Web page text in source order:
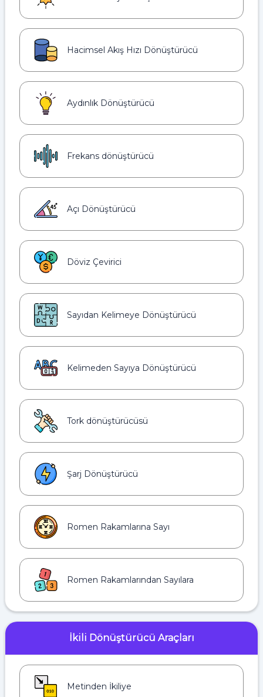
Hacimsel Akış Hızı Dönüştürücü
Aydınlık Dönüştürücü
Frekans dönüştürücü
Açı Dönüştürücü
Döviz Çevirici
Sayıdan Kelimeye Dönüştürücü
Kelimeden Sayıya Dönüştürücü
Tork dönüştürücüsü
Şarj Dönüştürücü
Romen Rakamlarına Sayı
Romen Rakamlarından Sayılara
İkili Dönüştürücü Araçları
Metinden İkiliye